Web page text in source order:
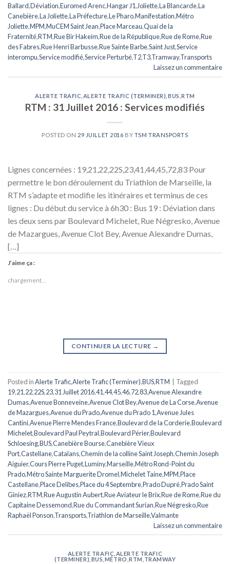
Ballard,Déviation,Euromed Arenc,Hangar J1,Joliette,La Blancarde,La
Canebière,La Joliette,La Préfecture,Le Pharo,Manifestation,Métro
Joliette,MPM,MuCEM Saint Jean,Place Marceau,Quai de la
Fraternité,RTM,Rue Bir Hakeim,Rue de la République,Rue de Rome,Rue
des Fabres,Rue Henri Barbusse,Rue Sainte Barbe,Saint Just,Service
interompu,Service modifié,Service Perturbé,T2,T3,Tramway,Transports
Laissez un commentaire
ALERTE TRAFIC ALERTE TRAFIC (TERMINER) BUS ,RTM
RTM : 31 Juillet 2016 : Services modifiés
POSTED ON 29 JUILLET 2016 BY TSM TRANSPORTS
Lignes concernées : 19,21,22,22S,23,41,44,45,72,83 Pour
permettre le bon déroulement du Triathlon de Marseille, la
RTM s’adapte et modifie les itinéraires et terminus de ces
lignes : Du début du service à 6h30 : Bus 19 : Déviation dans
les deux sens par Boulevard Michelet, Rue Négresko, Avenue
de Mazargues, Avenue Clot Bey, Avenue Alexandre Dumas,
[…]
J’aime ça :
chargement…
CONTINUER LA LECTURE →
Posted inAlerte Trafic,Alerte Trafic (Terminer),BUS,RTM
Tagged
19,21,22,22S,23,31 Juillet 2016,41,44,45,46,72,83,Avenue Alexandre
Dumas,Avenue Bonneveine,Avenue Clot Bey,Avenue de La Corse,Avenue
de Mazargues,Avenue du Prado,Avenue du Prado 1,Avenue Jules
Cantini,Avenue Pierre Mendes France,Boulevard de la Corderie,Boulevard
Michelet,Boulevard Paul Peytral,Boulevard Périer,Boulevard
Schloesing,BUS,Canebière Bourse,Canebière Vieux
Port,Castellane,Catalans,Chemin de la colline Saint Joseph,Chemin Joseph
Aiguier,Cours Pierre Puget,Luminy,Marseille,Métro Rond-Point du
Prado,Métro Sainte Marguerite Dromel,Michelet Taine,MPM,Place
Castellane,Place Delibes,Place du 4 Septembre,Prado Dupré,Prado Saint
Giniez,RTM,Rue Augustin Aubert,Rue Aviateur le Brix,Rue de Rome,Rue du
Capitaine Dessemond,Rue du Commandant Surian,Rue Négresko,Rue
Raphaël Ponson,Transports,Triathlon de Marseille,Valmante
Laissez un commentaire
ALERTE TRAFIC ALERTE TRAFIC
(TERMINER) BUS MÉTRO ,RTM TRAMWAY